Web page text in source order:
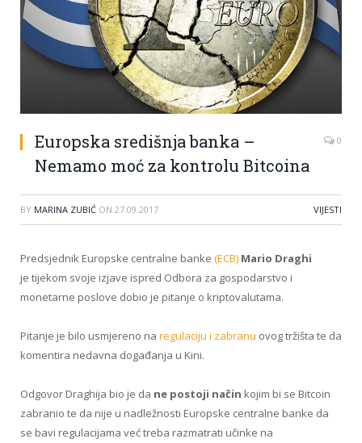
Europska središnja banka –
Nemamo moć za kontrolu Bitcoina
0
BY MARINA ZUBIĆ ON 27.09.2017 VIJESTI
Predsjednik Europske centralne banke (ECB) Mario Draghi
je tijekom svoje izjave ispred Odbora za gospodarstvo i
monetarne poslove dobio je pitanje o kriptovalutama.
Pitanje je bilo usmjereno na regulaciju i zabranu ovog tržišta te da
komentira nedavna događanja u Kini.
Odgovor Draghija bio je da ne postoji način kojim bi se Bitcoin
zabranio te da nije u nadležnosti Europske centralne banke da
se bavi regulacijama već treba razmatrati učinke na